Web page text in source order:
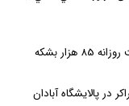
بشكه
در پالايشگاه آبادان